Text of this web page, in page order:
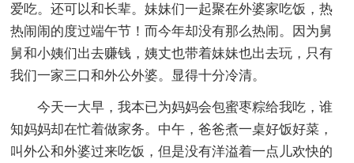
爱吃。还可以和长辈。妹妹们一起聚在外婆家吃饭，热
热闹闹的度过端午节！而今年却没有那么热闹。因为舅
舅和小姨们出去赚钱，姨丈也带着妹妹也出去玩，只有
我们一家三口和外公外婆。显得十分冷清。
今天一大早，我本已为妈妈会包蜜枣粽给我吃，谁
知妈妈却在忙着做家务。中午，爸爸煮一桌好饭好菜，
叫外公和外婆过来吃饭，但是没有洋溢着一点儿欢快的